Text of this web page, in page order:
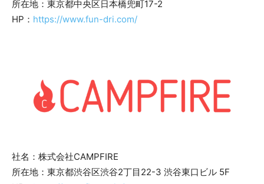
所在地：東京都中央区日本橋兜町17-2
HP： https://www.fun-dri.com/
社名：株式会社CAMPFIRE
所在地：東京都渋谷区渋谷2丁目22-3 渋谷東口ビル 5F